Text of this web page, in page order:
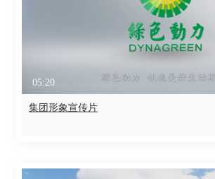
05:20
集团形象宣传片